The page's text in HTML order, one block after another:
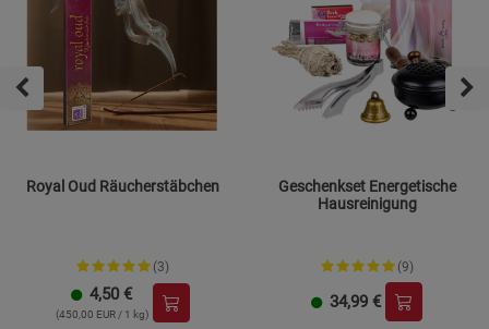
Royal Oud Räucherstäbchen
(3)
4,50 €
(450,00 EUR / 1 kg)
Geschenkset Energetische
Hausreinigung
(9)
34,99 €